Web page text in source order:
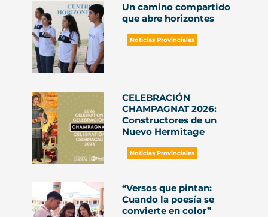
Un camino compartido
que abre horizontes
Noticias Provinciales
CELEBRACIÓN
CHAMPAGNAT 2026:
Constructores de un
Nuevo Hermitage
Noticias Provinciales
“Versos que pintan:
Cuando la poesía se
convierte en color”